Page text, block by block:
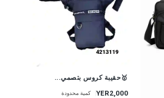
🥇حقيبة كروس بتصمي...
YER2,000 كمية محدودة